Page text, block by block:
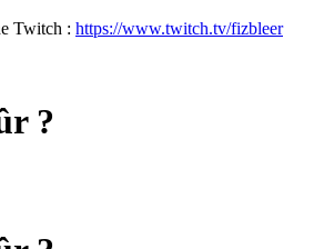
Twitch : https://www.twitch.tv/fizbleer
?